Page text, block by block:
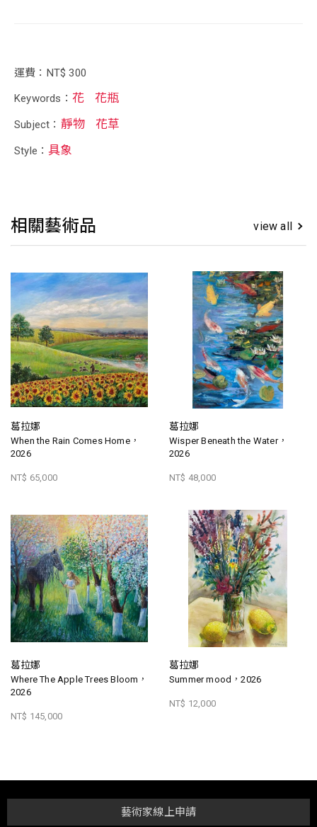
運費：NT$ 300
Keywords： 花 花瓶
Subject： 靜物 花草
Style： 具象
相關藝術品 view all
葛拉娜
When the Rain Comes Home，
2026
NT$ 65,000
葛拉娜
Wisper Beneath the Water，
2026
NT$ 48,000
葛拉娜
Where The Apple Trees Bloom，
2026
NT$ 145,000
葛拉娜
Summer mood，2026
NT$ 12,000
藝術家線上申請